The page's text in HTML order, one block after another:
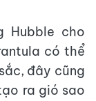
Hubble cho
có thể
đây cũng
ra gió sao